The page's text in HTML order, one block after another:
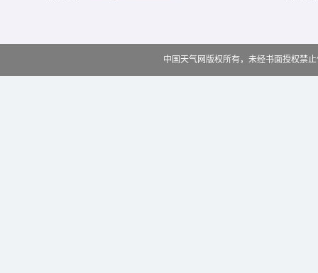
中国天气网版权所有，未经书面授权